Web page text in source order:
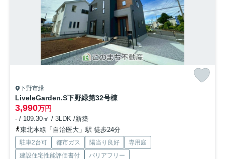
下野市緑
LiveleGarden.S下野緑第32号棟
3,990万円
- / 109.30㎡ / 3LDK /新築
東北本線「自治医大」駅 徒歩24分
駐車2台可 都市ガス 陽当り良好
専用庭
建設住宅性能評価書付
バリアフリー